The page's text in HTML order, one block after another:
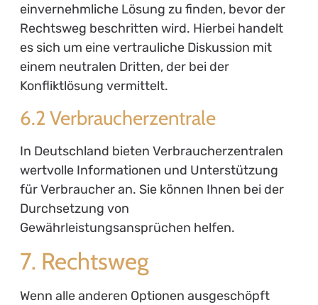
einvernehmliche Lösung zu finden, bevor der
Rechtsweg beschritten wird. Hierbei handelt
es sich um eine vertrauliche Diskussion mit
einem neutralen Dritten, der bei der
Konfliktlösung vermittelt.
6.2 Verbraucherzentrale
In Deutschland bieten Verbraucherzentralen
wertvolle Informationen und Unterstützung
für Verbraucher an. Sie können Ihnen bei der
Durchsetzung von
Gewährleistungsansprüchen helfen.
7. Rechtsweg
Wenn alle anderen Optionen ausgeschöpft